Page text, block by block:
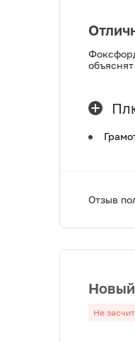
Отзыв
Новый
Не